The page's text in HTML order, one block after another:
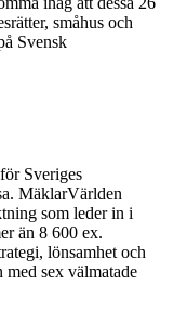
småhus och
Svensk
Sveriges
MäklarVärlden
som leder in i
än 8 600 ex.
lönsamhet och
sex välmatade